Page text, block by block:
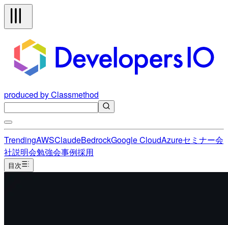
produced by Classmethod
TrendingAWSClaudeBedrockGoogle CloudAzureセミナー会
社説明会勉強会事例採用
目次